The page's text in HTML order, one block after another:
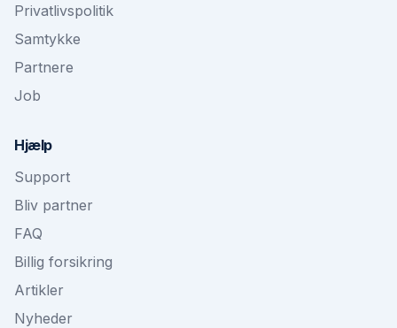
Privatlivspolitik
Samtykke
Partnere
Job
Hjælp
Support
Bliv partner
FAQ
Billig forsikring
Artikler
Nyheder